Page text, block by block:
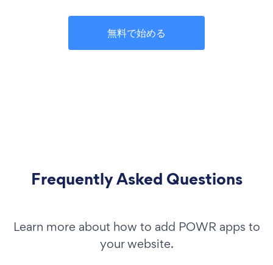
無料で始める
Frequently Asked Questions
Learn more about how to add POWR apps to
your website.